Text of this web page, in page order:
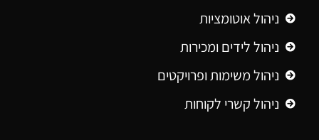
ניהול אוטומציות
ניהול לידים ומכירות
ניהול משימות ופרויקטים
ניהול קשרי לקוחות